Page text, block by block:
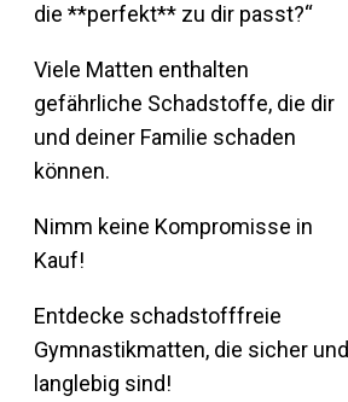
die **perfekt** zu dir passt?“
Viele Matten enthalten
gefährliche Schadstoffe, die dir
und deiner Familie schaden
können.
Nimm keine Kompromisse in
Kauf!
Entdecke schadstofffreie
Gymnastikmatten, die sicher und
langlebig sind!